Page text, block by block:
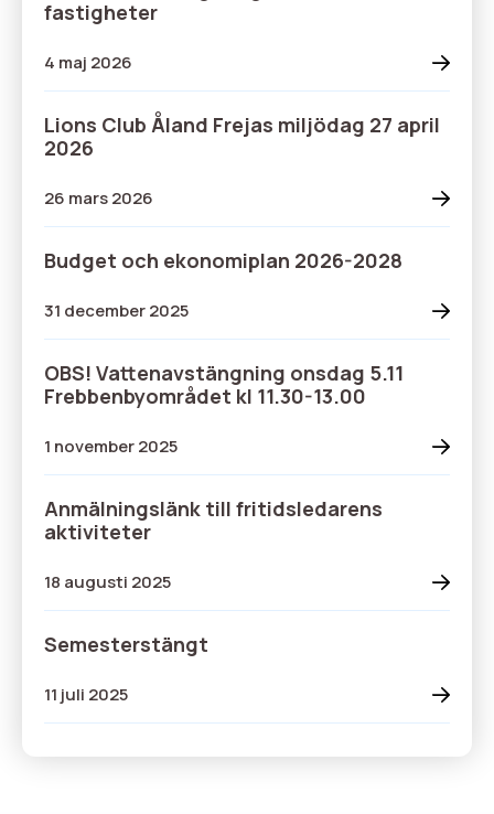
fastigheter
4 maj 2026
Lions Club Åland Frejas miljödag 27 april
2026
26 mars 2026
Budget och ekonomiplan 2026-2028
31 december 2025
OBS! Vattenavstängning onsdag 5.11
Frebbenbyområdet kl 11.30-13.00
1 november 2025
Anmälningslänk till fritidsledarens
aktiviteter
18 augusti 2025
Semesterstängt
11 juli 2025